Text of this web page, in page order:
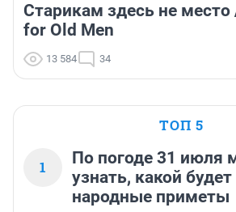
Старикам здесь не место
for Old Men
13 584 34
ТОП 5
1
По погоде 31 июля
узнать, какой
народные приметы